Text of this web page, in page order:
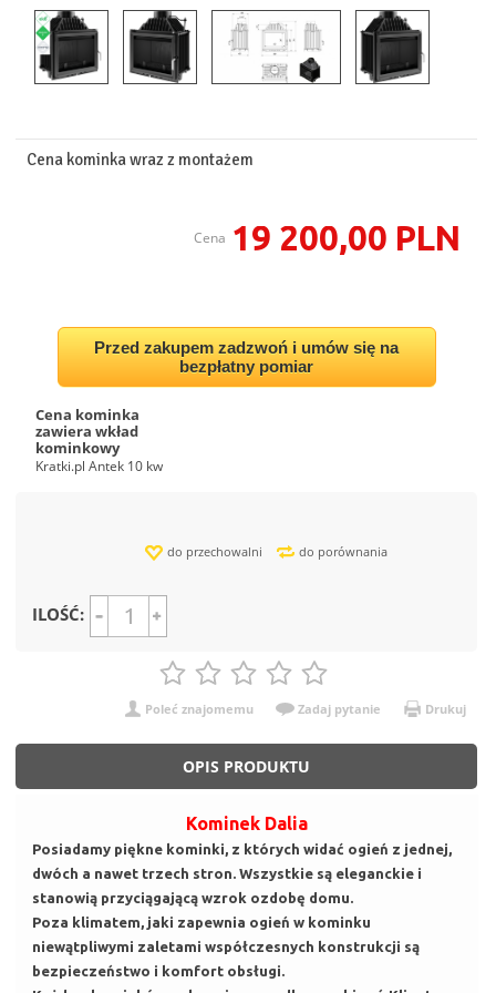
Cena kominka wraz z montażem
Cena 19 200,00 PLN
Przed zakupem zadzwoń i umów się na
bezpłatny pomiar
Cena kominka
zawiera wkład
kominkowy
Kratki.pl Antek 10 kw
do przechowalni do porównania
ILOŚĆ:
Poleć znajomemu Zadaj pytanie Drukuj
OPIS PRODUKTU
Kominek Dalia
Posiadamy piękne kominki, z których widać ogień z jednej,
dwóch a nawet trzech stron. Wszystkie są eleganckie i
stanowią przyciągającą wzrok ozdobę domu.
Poza klimatem, jaki zapewnia ogień w kominku
niewątpliwymi zaletami współczesnych konstrukcji są
bezpieczeństwo i komfort obsługi.